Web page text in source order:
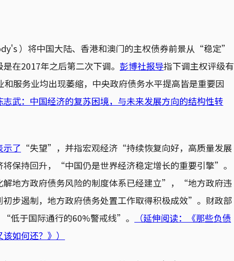
）将中国大陆、香港和澳门的主权债券前景从“稳定”
在2017年之后第二次下调。 彭博社报导指下调主权评级有
服务业均出现萎缩，中央政府债务水平提高皆是重要因
志武：中国经济的复苏困境，与未来发展方向的结构性转
示了 “失望”，并指宏观经济“持续恢复向好，高质量发展
保持回升，“中国仍是世界经济稳定增长的重要引擎”。
地方政府债务风险的制度体系已经建立”，“地方政府违
步遏制，地方政府债务处置工作取得积极成效”。财政部
低于国际通行的60%警戒线”。
（延伸阅读：《那些负债
如何还？》）